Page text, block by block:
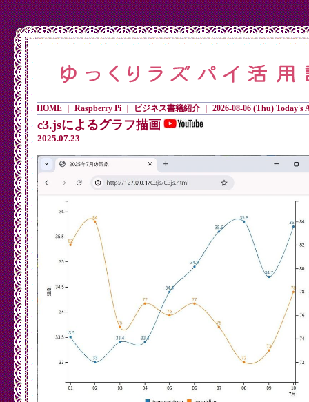
HOME｜ Raspberry Pi｜ ビジネス書籍紹介｜ 2026-08-06 (Thu) Today's
c3.jsによるグラフ描画
2025.07.23